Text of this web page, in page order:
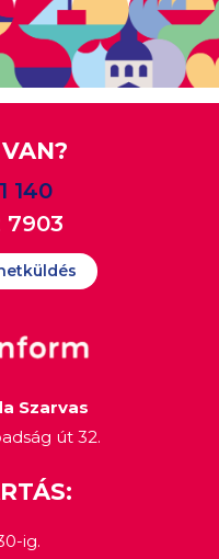
140
7903
Szarvas
út 32.
ig.